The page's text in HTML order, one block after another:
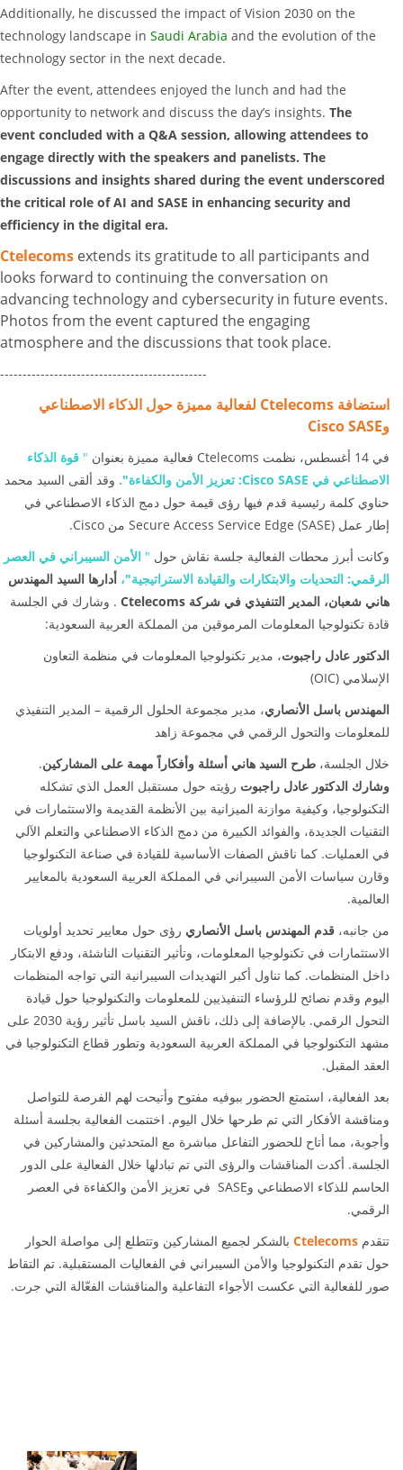
Additionally, he discussed the impact of Vision 2030 on the
technology landscape in Saudi Arabia and the evolution of the
technology sector in the next decade.
After the event, attendees enjoyed the lunch and had the
opportunity to network and discuss the day’s insights. The
event concluded with a Q&A session, allowing attendees to
engage directly with the speakers and panelists. The
discussions and insights shared during the event underscored
the critical role of AI and SASE in enhancing security and
efficiency in the digital era.
Ctelecoms extends its gratitude to all participants and
looks forward to continuing the conversation on
advancing technology and cybersecurity in future events.
Photos from the event captured the engaging
atmosphere and the discussions that took place.
----------------------------------------------
استضافة Ctelecoms لفعالية مميزة حول الذكاء الاصطناعي
وCisco SASE
في 14 أغسطس، نظمت Ctelecoms فعالية مميزة بعنوان " قوة الذكاء
الاصطناعي في
تعزيز الأمن والكفاءة". وقد ألقى السيد محمد
حناوي كلمة رئيسية قدم فيها رؤى قيمة حول دمج الذكاء الاصطناعي في
إطار عمل Secure Access Service Edge (SASE) من Cisco.
وكانت أبرز محطات الفعالية جلسة نقاش حول " الأمن السيبراني في العصر
الرقمي: التحديات والابتكارات والقيادة الاستراتيجية"، أدارها السيد المهندس
هاني شعبان، المدير التنفيذي في شركة Ctelecoms
. وشارك في الجلسة
قادة تكنولوجيا المعلومات المرموقين من المملكة العربية السعودية:
الدكتور عادل راجبوت، مدير تكنولوجيا المعلومات في منظمة التعاون
الإسلامي (OIC)
المهندس باسل الأنصاري، مدير مجموعة الحلول الرقمية – المدير التنفيذي
للمعلومات والتحول الرقمي في مجموعة زاهد
خلال الجلسة، طرح السيد هاني أسئلة وأفكاراً مهمة على المشاركين.
وشارك الدكتور عادل راجبوت رؤيته حول مستقبل العمل الذي تشكله
التكنولوجيا، وكيفية موازنة الميزانية بين الأنظمة القديمة والاستثمارات في
التقنيات الجديدة، والفوائد الكبيرة من دمج الذكاء الاصطناعي والتعلم الآلي
في العمليات. كما ناقش الصفات الأساسية للقيادة في صناعة التكنولوجيا
وقارن سياسات الأمن السيبراني في المملكة العربية السعودية بالمعايير
العالمية.
من جانبه، قدم المهندس باسل الأنصاري رؤى حول معايير تحديد أولويات
الاستثمارات في تكنولوجيا المعلومات، وتأثير التقنيات الناشئة، ودفع الابتكار
داخل المنظمات. كما تناول أكبر التهديدات السيبرانية التي تواجه المنظمات
اليوم وقدم نصائح للرؤساء التنفيذيين للمعلومات والتكنولوجيا حول قيادة
التحول الرقمي. بالإضافة إلى ذلك، ناقش السيد باسل تأثير رؤية 2030 على
مشهد التكنولوجيا في المملكة العربية السعودية وتطور قطاع التكنولوجيا في
العقد المقبل.
بعد الفعالية، استمتع الحضور ببوفيه مفتوح وأتيحت لهم الفرصة للتواصل
ومناقشة الأفكار التي تم طرحها خلال اليوم. اختتمت الفعالية بجلسة أسئلة
وأجوبة، مما أتاح للحضور التفاعل مباشرة مع المتحدثين والمشاركين في
الجلسة. أكدت المناقشات والرؤى التي تم تبادلها خلال الفعالية على الدور
الحاسم للذكاء الاصطناعي وSASE في تعزيز الأمن والكفاءة في العصر
الرقمي.
تتقدم Ctelecoms بالشكر لجميع المشاركين وتتطلع إلى مواصلة الحوار
حول تقدم التكنولوجيا والأمن السيبراني في الفعاليات المستقبلية. تم التقاط
صور للفعالية التي عكست الأجواء التفاعلية والمناقشات الفعّالة التي جرت.